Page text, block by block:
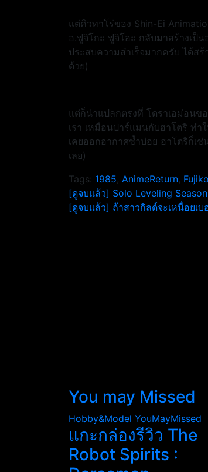
แต่คิวทาโร่ของ Shin-Ei
อ.ฟูจิโกะ ฟูจิโอะ กลับมาสร้างเป็
ประสบความสำเร็จมากครับ ได้ส
ด้วย)
แต่ก็น่าแปลกตรงที่ โดราเอม่อนข
เรา เหมือนปาร์แมนกับฮาโตริ ท
เคยออกอากาศซ้ำบ่อย ฮาโตริก็เ
เลย)
Tags: 1985, AnimeReturn,
แนะแนว
เรื่อง
[ดูจบแล้ว] Solo Leveling
[ดูจบแล้ว] ถ้าสาวกิลด์จะเหนื่อยเ
You may Missed
Hobby&Model YouMayMissed
แกะกล่องรีวิว The
Robot Spirits :